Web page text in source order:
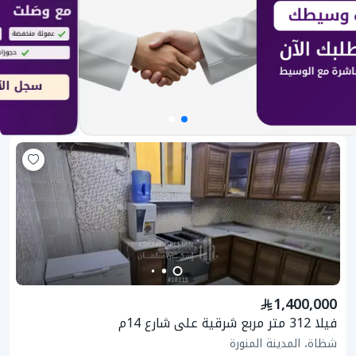
1,400,000
فيلا 312 متر مربع شرقية على شارع 14م
شظاة، المدينة المنورة